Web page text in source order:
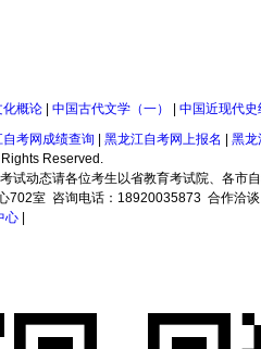
化概论 中国古代文学（一） 中国近现代史
自考网成绩查询 黑龙江自考网上报名 黑龙
Reserved.
动态请各位考生以省教育考试院、各市自
702室 咨询电话：18920035873 合作洽
心